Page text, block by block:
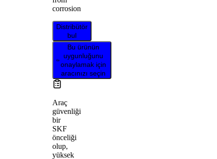
corrosion
Distribütör
bul
Bu ürünün
uygunluğunu
onaylamak için
aracınızı seçin
Araç
güvenliği
bir
SKF
önceliği
olup,
yüksek